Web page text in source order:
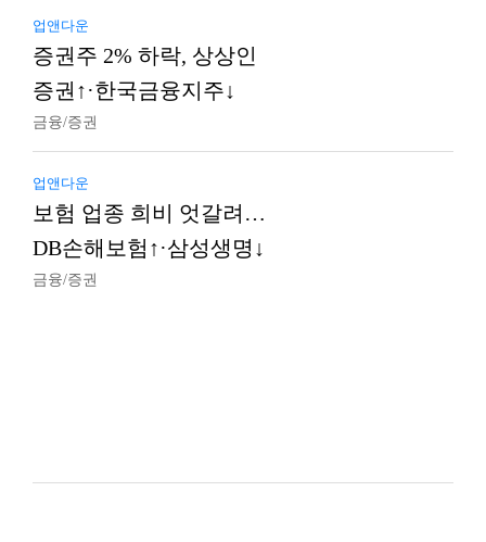
업앤다운
증권주 2% 하락, 상상인
증권↑·한국금융지주↓
금융/증권
업앤다운
보험 업종 희비 엇갈려…
DB손해보험↑·삼성생명↓
금융/증권